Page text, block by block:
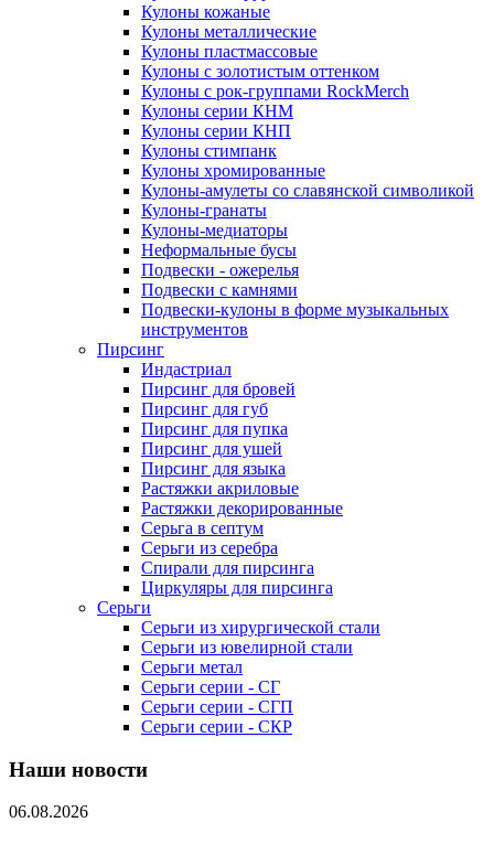
Кулоны кожаные
Кулоны металлические
Кулоны пластмассовые
Кулоны с золотистым оттенком
Кулоны с рок-группами RockMerch
Кулоны серии КНМ
Кулоны серии КНП
Кулоны стимпанк
Кулоны хромированные
Кулоны-амулеты со славянской символикой
Кулоны-гранаты
Кулоны-медиаторы
Неформальные бусы
Подвески - ожерелья
Подвески с камнями
Подвески-кулоны в форме музыкальных
инструментов
Пирсинг
Индастриал
Пирсинг для бровей
Пирсинг для губ
Пирсинг для пупка
Пирсинг для ушей
Пирсинг для языка
Растяжки акриловые
Растяжки декорированные
Серьга в септум
Серьги из серебра
Спирали для пирсинга
Циркуляры для пирсинга
Серьги
Серьги из хирургической стали
Серьги из ювелирной стали
Серьги метал
Серьги серии - СГ
Серьги серии - СГП
Серьги серии - СКР
Наши новости
06.08.2026